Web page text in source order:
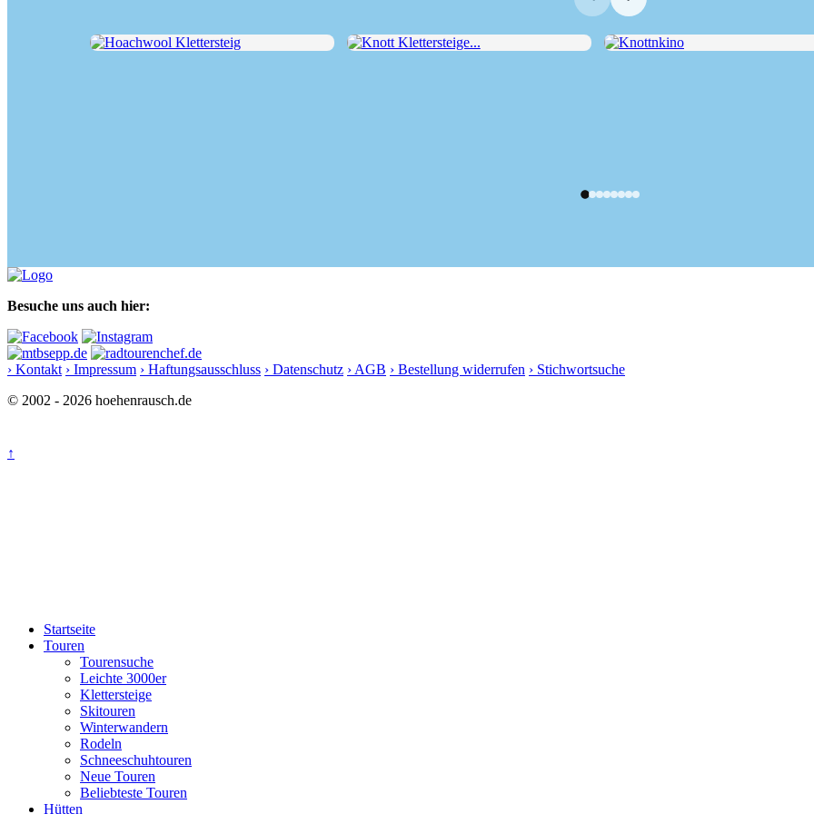
Besuche uns auch hier:
› Kontakt › Impressum › Haftungsausschluss › Datenschutz › AGB › Bestellung widerrufen › Stichwortsuche
© 2002 - 2026 hoehenrausch.de
↑
Startseite
Touren
Tourensuche
Leichte 3000er
Klettersteige
Skitouren
Winterwandern
Rodeln
Schneeschuhtouren
Neue Touren
Beliebteste Touren
Hütten